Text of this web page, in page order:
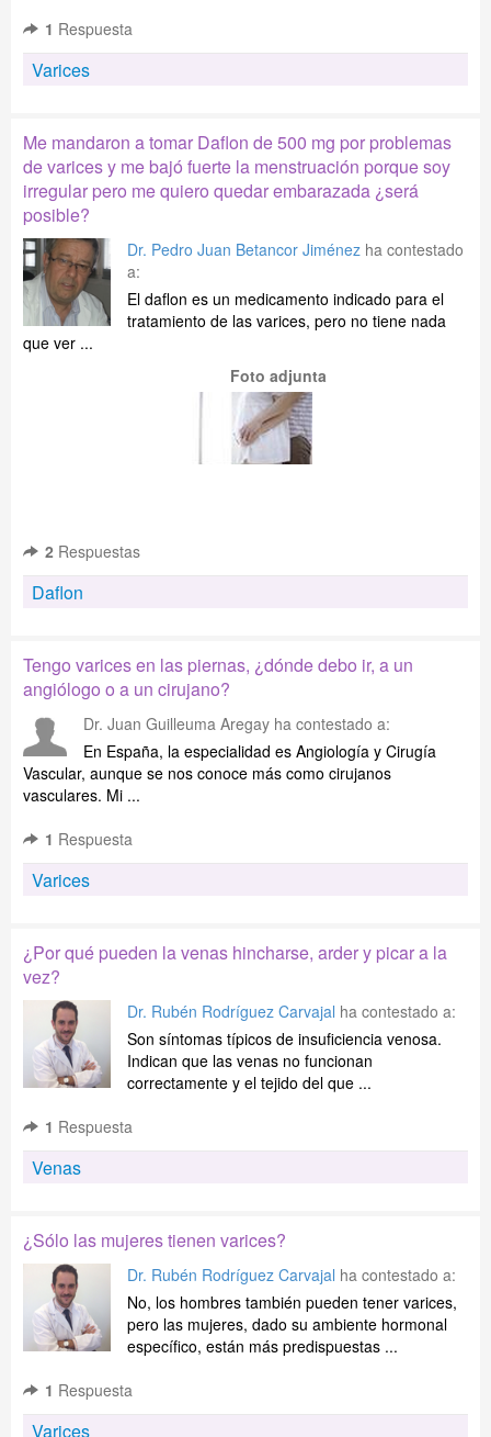
1 Respuesta
Varices
Me mandaron a tomar Daflon de 500 mg por problemas
de varices y me bajó fuerte la menstruación porque soy
irregular pero me quiero quedar embarazada ¿será
posible?
Dr. Pedro Juan Betancor Jiménez ha contestado
a:
El daflon es un medicamento indicado para el
tratamiento de las varices, pero no tiene nada
que ver ...
Foto adjunta
2 Respuestas
Daflon
Tengo varices en las piernas, ¿dónde debo ir, a un
angiólogo o a un cirujano?
Dr. Juan Guilleuma Aregay ha contestado a:
En España, la especialidad es Angiología y Cirugía
Vascular, aunque se nos conoce más como cirujanos
vasculares. Mi ...
1 Respuesta
Varices
¿Por qué pueden la venas hincharse, arder y picar a la
vez?
Dr. Rubén Rodríguez Carvajal ha contestado a:
Son síntomas típicos de insuficiencia venosa.
Indican que las venas no funcionan
correctamente y el tejido del que ...
1 Respuesta
Venas
¿Sólo las mujeres tienen varices?
Dr. Rubén Rodríguez Carvajal ha contestado a:
No, los hombres también pueden tener varices,
pero las mujeres, dado su ambiente hormonal
específico, están más predispuestas ...
1 Respuesta
Varices